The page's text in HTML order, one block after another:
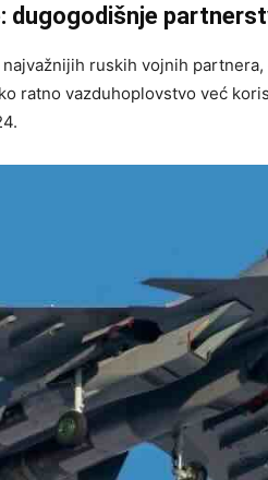
dugogodišnje
ruskih vojnih
ratno vazduhoplovstvo već